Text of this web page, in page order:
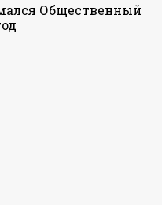
Общественный